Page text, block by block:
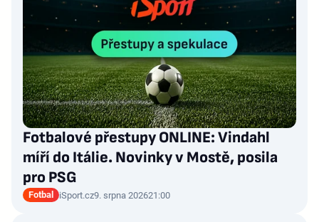
Fotbalové přestupy ONLINE: Vindahl
míří do Itálie. Novinky v Mostě, posila
pro PSG
Fotbal iSport.cz9. srpna 202621:00